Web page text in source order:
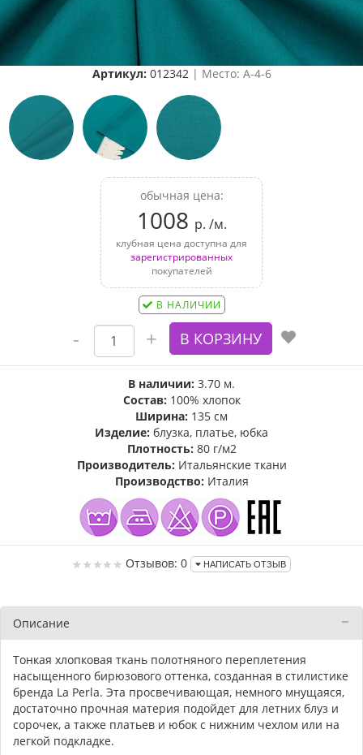
Артикул: 012342| Место: A-4-6
обычная цена:
1008 р. /м.
клубная цена доступна для
зарегистрированных
покупателей
В НАЛИЧИИ
В наличии: 3.70 м.
Состав: 100% хлопок
Ширина: 135 см
Изделие: блузка, платье, юбка
Плотность: 80 г/м2
Производитель: Итальянские ткани
Производство: Италия
Отзывов: 0 НАПИСАТЬ ОТЗЫВ
Описание
Тонкая хлопковая ткань полотняного переплетения
насыщенного бирюзового оттенка, созданная в стилистике
бренда La Perla. Эта просвечивающая, немного мнущаяся,
достаточно прочная материя подойдет для летних блуз и
сорочек, а также платьев и юбок с нижним чехлом или на
легкой подкладке.